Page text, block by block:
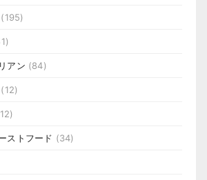
(195)
アン (84)
(12)
ストフード (34)